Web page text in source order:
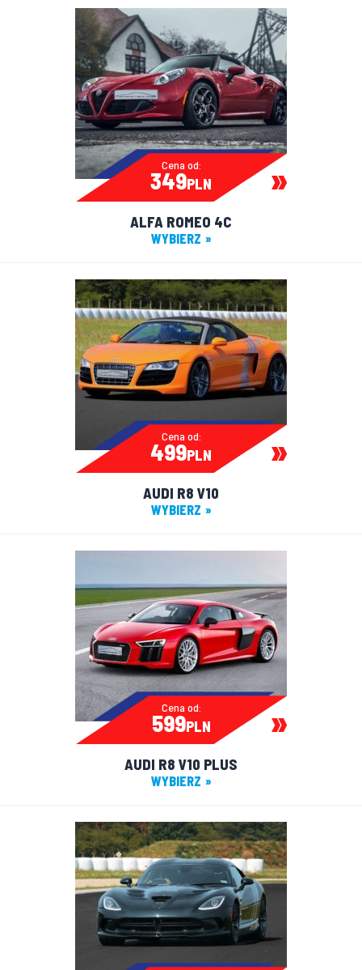
Cena od:
349PLN
ALFA ROMEO 4C
WYBIERZ
Cena od:
499PLN
AUDI R8 V10
WYBIERZ
Cena od:
599PLN
AUDI R8 V10 PLUS
WYBIERZ